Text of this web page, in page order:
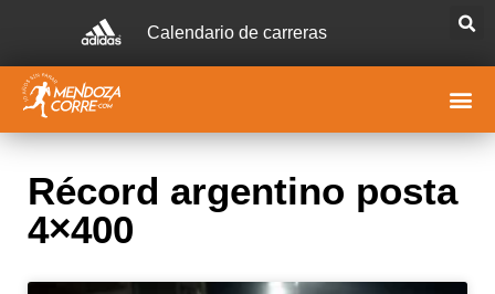
Calendario de carreras
Récord argentino posta
4×400